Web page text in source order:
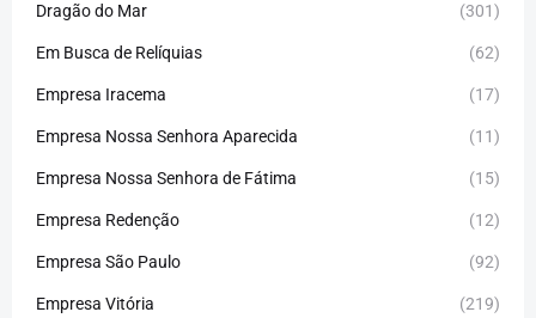
Dragão do Mar (301)
Em Busca de Relíquias (62)
Empresa Iracema (17)
Empresa Nossa Senhora Aparecida (11)
Empresa Nossa Senhora de Fátima (15)
Empresa Redenção (12)
Empresa São Paulo (92)
Empresa Vitória (219)